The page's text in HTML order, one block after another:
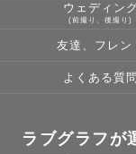
ウェディン
(前撮り、後撮り)
友達、フレン
よくある質問
ラブグラフが